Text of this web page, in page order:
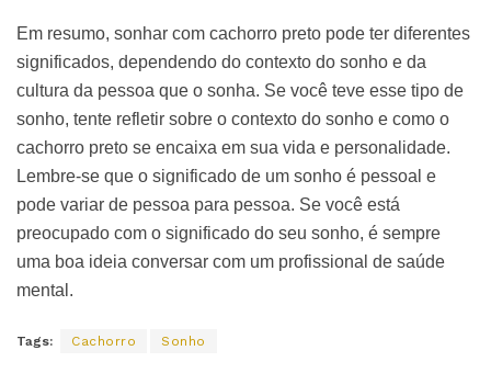
Em resumo, sonhar com cachorro preto pode ter diferentes
significados, dependendo do contexto do sonho e da
cultura da pessoa que o sonha. Se você teve esse tipo de
sonho, tente refletir sobre o contexto do sonho e como o
cachorro preto se encaixa em sua vida e personalidade.
Lembre-se que o significado de um sonho é pessoal e
pode variar de pessoa para pessoa. Se você está
preocupado com o significado do seu sonho, é sempre
uma boa ideia conversar com um profissional de saúde
mental.
Tags: Cachorro Sonho